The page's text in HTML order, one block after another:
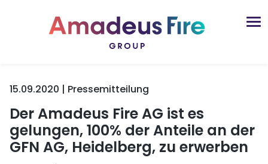
15.09.2020 | Pressemitteilung
Der Amadeus Fire AG ist es
gelungen, 100% der Anteile an der
GFN AG, Heidelberg, zu erwerben